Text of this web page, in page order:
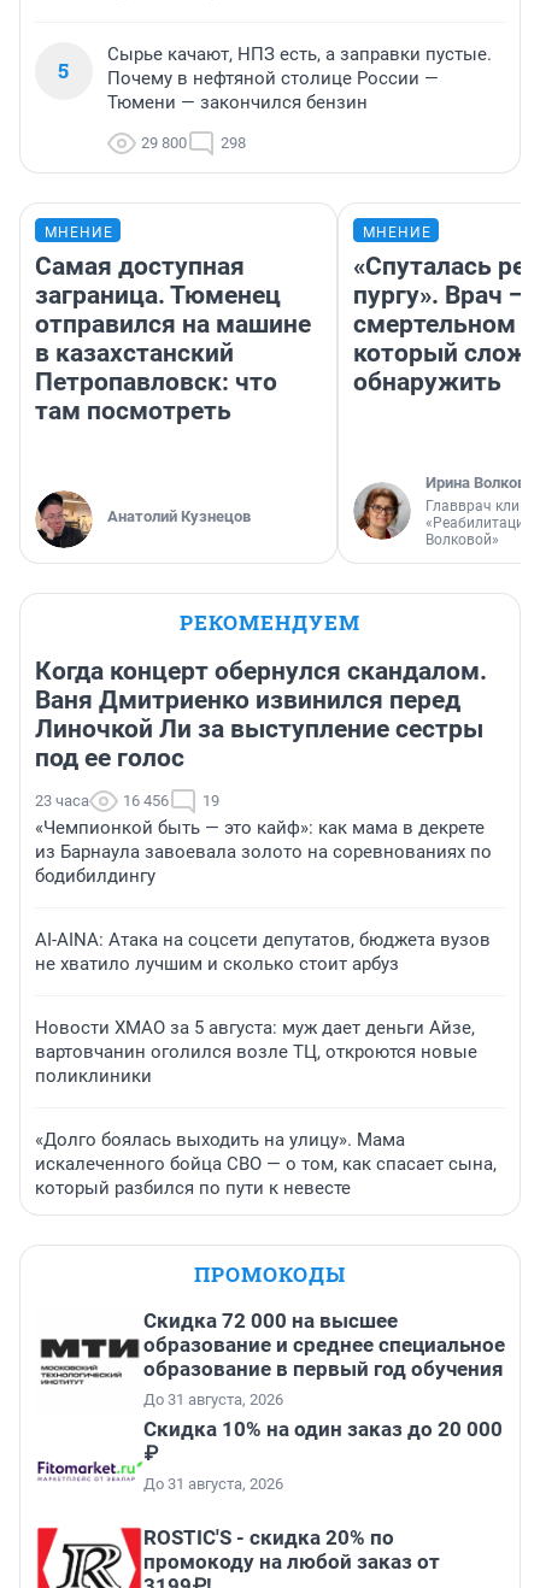
5
Сырье качают, НПЗ есть, а заправки пустые.
Почему в нефтяной столице России —
Тюмени — закончился бензин
29 800 298
МНЕНИЕ
Самая доступная
заграница. Тюменец
отправился на машине
в казахстанский
Петропавловск: что
там посмотреть
Анатолий Кузнецов
МНЕНИЕ
«Спуталась
пургу». Врач —
смертельном
который
обнаружить
Ирина Волкова
Главврач
«Реабилитация
Волковой»
РЕКОМЕНДУЕМ
Когда концерт обернулся скандалом.
Ваня Дмитриенко извинился перед
Линочкой Ли за выступление сестры
под ее голос
23 часа 16 456 19
«Чемпионкой быть — это кайф»: как мама в декрете
из Барнаула завоевала золото на соревнованиях по
бодибилдингу
AI-AINA: Атака на соцсети депутатов, бюджета вузов
не хватило лучшим и сколько стоит арбуз
Новости ХМАО за 5 августа: муж дает деньги Айзе,
вартовчанин оголился возле ТЦ, откроются новые
поликлиники
«Долго боялась выходить на улицу». Мама
искалеченного бойца СВО — о том, как спасает сына,
который разбился по пути к невесте
ПРОМОКОДЫ
Скидка 72 000 на высшее
образование и среднее специальное
образование в первый год обучения
До 31 августа, 2026
Скидка 10% на один заказ до 20 000
₽
До 31 августа, 2026
ROSTIC'S - скидка 20% по
промокоду на любой заказ от